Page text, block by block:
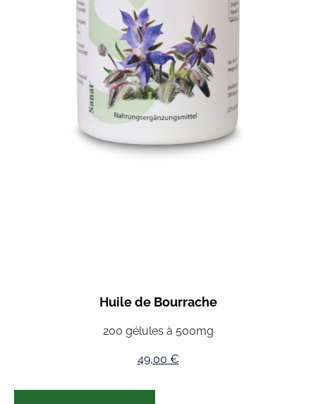
Huile de Bourrache
200 gélules à 500mg
49,00 €